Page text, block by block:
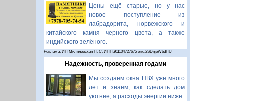
Цены ещё старые, но у нас
новое поступление из
лабрадорита, норвежского и
китайского камня черного цвета, а также
индийского зелёного.
Реклама: ИП Миляновская Н. С. ИНН:911104727675 erid:2SDnjeWbdHU
Надежность, проверенная годами
Мы создаем окна ПВХ уже много
лет и знаем, как сделать дом
уютнее, а расходы энергии ниже.